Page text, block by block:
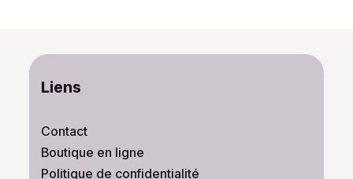
Liens
Contact
Boutique en ligne
Politique de confidentialité